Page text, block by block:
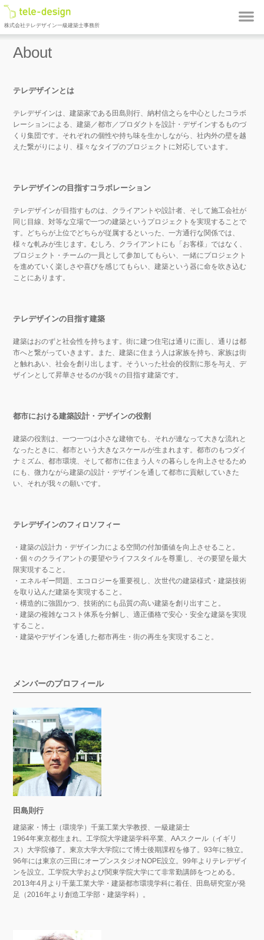
株式会社テレデザイン一級建築士事務所
About
テレデザインとは
テレデザインは、建築家である田島則行、納村信之らを中心としたコラボ
レーションによる、建築／都市／プロダクトを設計・デザインするものづ
くり集団です。それぞれの個性や持ち味を生かしながら、社内外の壁を越
えた繋がりにより、様々なタイプのプロジェクトに対応しています。
テレデザインの目指すコラボレーション
テレデザインが目指すものは、クライアントや設計者、そして施工会社が
同じ目線、対等な立場で一つの建築というプロジェクトを実現することで
す。どちらが上位でどちらが従属するといった、一方通行な関係では、
様々な軋みが生じます。むしろ、クライアントにも「お客様」ではなく、
プロジェクト・チームの一員として参加してもらい、一緒にプロジェクト
を進めていく楽しさや喜びを感じてもらい、建築という器に命を吹き込む
ことにあります。
テレデザインの目指す建築
建築はおのずと社会性を持ちます。街に建つ住宅は通りに面し、通りは都
市へと繋がっていきます。また、建築に住まう人は家族を持ち、家族は街
と触れあい、社会を創り出します。そういった社会的役割に形を与え、デ
ザインとして昇華させるのが我々の目指す建築です。
都市における建築設計・デザインの役割
建築の役割は、一つ一つは小さな建物でも、それが連なって大きな流れと
なったときに、都市という大きなスケールが生まれます。都市のもつダイ
ナミズム、都市環境、そして都市に住まう人々の暮らしを向上させるため
にも、微力ながら建築の設計・デザインを通して都市に貢献していきた
い、それが我々の願いです。
テレデザインのフィロソフィー
・建築の設計力・デザイン力による空間の付加価値を向上させること。
・個々のクライアントの要望やライフスタイルを尊重し、その要望を最大
限実現すること。
・エネルギー問題、エコロジーを重要視し、次世代の建築様式・建築技術
を取り込んだ建築を実現すること。
・構造的に強固かつ、技術的にも品質の高い建築を創り出すこと。
・建築の複雑なコスト体系を分解し、適正価格で安心・安全な建築を実現
すること。
・建築やデザインを通した都市再生・街の再生を実現すること。
メンバーのプロフィール
田島則行
建築家・博士（環境学）千葉工業大学教授、一級建築士
1964年東京都生まれ。工学院大学建築学科卒業、AAスクール（イギリ
ス）大学院修了。東京大学大学院にて博士後期課程を修了。93年に独立。
96年には東京の三田にオープンスタジオNOPE設立。99年よりテレデザイ
ンを設立。工学院大学および関東学院大学にて非常勤講師をつとめる。
2013年4月より千葉工業大学・建築都市環境学科に着任、田島研究室が発
足（2016年より創造工学部・建築学科）。